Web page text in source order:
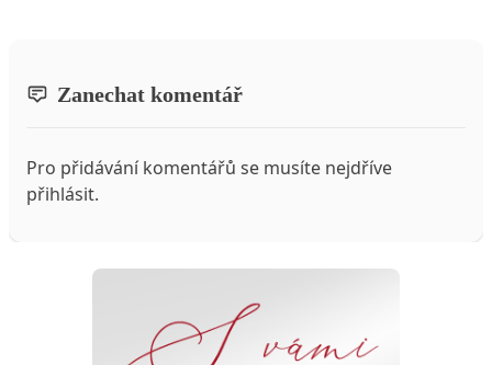
Zanechat komentář
Pro přidávání komentářů se musíte nejdříve
přihlásit.